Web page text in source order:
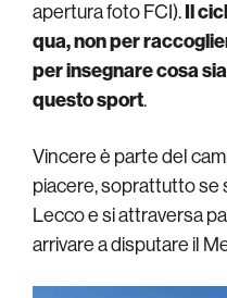
apertura foto FCI).Il
qua, non per
per insegnare cosa
questo sport.
Vincere è parte del
piacere, soprattutto se
Lecco e si attraversa
arrivare a disputare il